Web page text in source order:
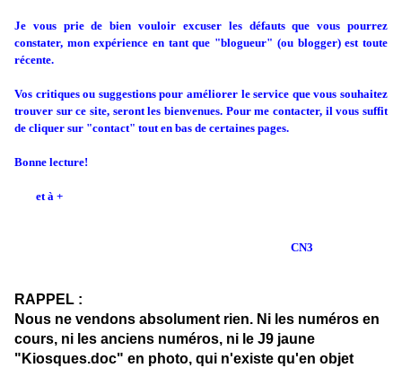
Je vous prie de bien vouloir excuser les défauts que vous pourrez
constater, mon expérience en tant que "blogueur" (ou blogger) est toute
récente.
Vos critiques ou suggestions pour améliorer le service que vous souhaitez
trouver sur ce site, seront les bienvenues. Pour me contacter, il vous suffit
de cliquer sur "contact" tout en bas de certaines pages.
Bonne lecture!
et à +
CN3
RAPPEL :
Nous ne vendons absolument rien. Ni les numéros en
cours, ni les anciens numéros, ni le J9 jaune
"Kiosques.doc" en photo, qui n'existe qu'en objet